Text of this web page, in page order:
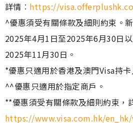
詳情︰ https://
^優惠須受有關條款及細則約束。
2025年4月1日至2025年6月30日
2025年11月30日。
*優惠只適用於香港及澳門Visa持卡
^^優惠只適用於指定商戶。
**優惠須受有關條款及細則約束，
https://www.visa.com.hk/